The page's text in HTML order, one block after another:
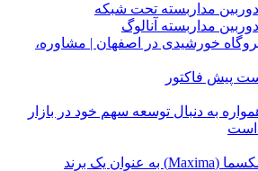
دوربین مداربسته تحت شبکه
مداربسته آنالوگ
خورشیدی در اصفهان | مشاوره،
پیش فاکتور